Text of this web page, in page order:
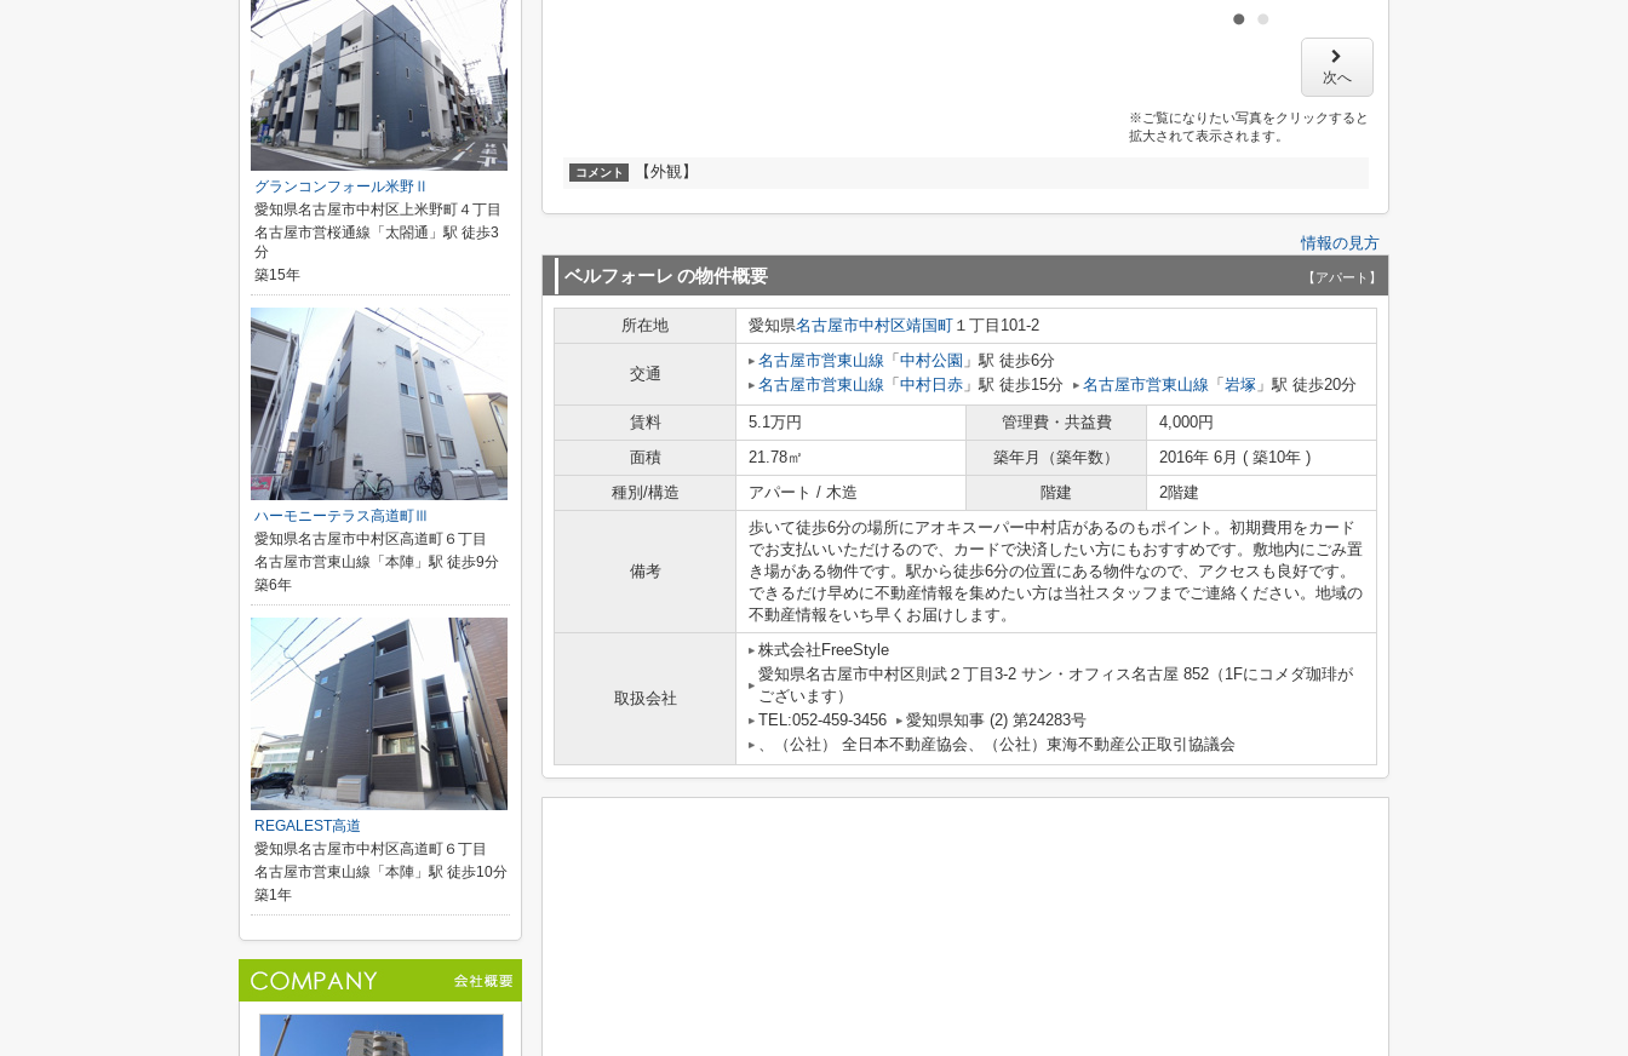
次へ
※ご覧になりたい写真をクリックすると
拡大されて表示されます。
コメント 【外観】
情報の見方
ベルフォーレ の物件概要 【アパート】
所在地 愛知県名古屋市中村区靖国町 １丁目101-2
交通
名古屋市営東山線 「 中村公園 」駅 徒歩6分
名古屋市営東山線 「 中村日赤 」駅 徒歩15分 名古屋市営東山線 「 岩塚 」駅 徒歩20分
賃料 5.1万円 管理費・共益費
4,000円
面積
21.78㎡ 築年月（築年数）
2016年 6月 ( 築10年 )
種別/構造
アパート / 木造 階建 2階建
備考
歩いて徒歩6分の場所にアオキスーパー中村店があるのもポイント。初期費用をカード
でお支払いいただけるので、カードで決済したい方にもおすすめです。敷地内にごみ置
き場がある物件です。駅から徒歩6分の位置にある物件なので、アクセスも良好です。
できるだけ早めに不動産情報を集めたい方は当社スタッフまでご連絡ください。地域の
不動産情報をいち早くお届けします。
取扱会社
株式会社FreeStyle
愛知県名古屋市中村区則武２丁目3-2 サン・オフィス名古屋 852（1Fにコメダ珈琲が
ございます）
TEL:052-459-3456
愛知県知事 (2) 第24283号
、（公社） 全日本不動産協会、（公社）東海不動産公正取引協議会
グランコンフォール米野Ⅱ
愛知県名古屋市中村区上米野町４丁目
名古屋市営桜通線「太閤通」駅 徒歩3
分
築15年
ハーモニーテラス高道町Ⅲ
愛知県名古屋市中村区高道町６丁目
名古屋市営東山線「本陣」駅 徒歩9分
築6年
REGALEST高道
愛知県名古屋市中村区高道町６丁目
名古屋市営東山線「本陣」駅 徒歩10分
築1年